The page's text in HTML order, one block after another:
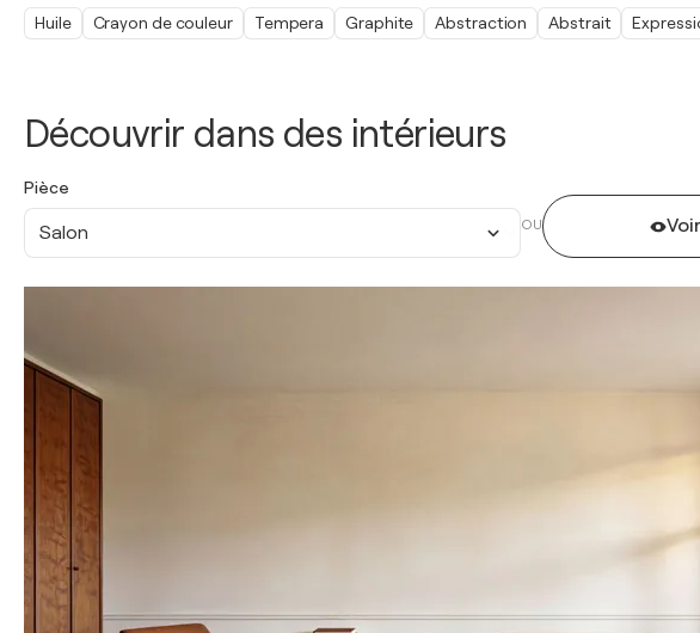
Découvrir dans des intérieurs
Pièce
Salon OU
Huile Crayon de couleur Tempera Graphite Abstraction Abstrait